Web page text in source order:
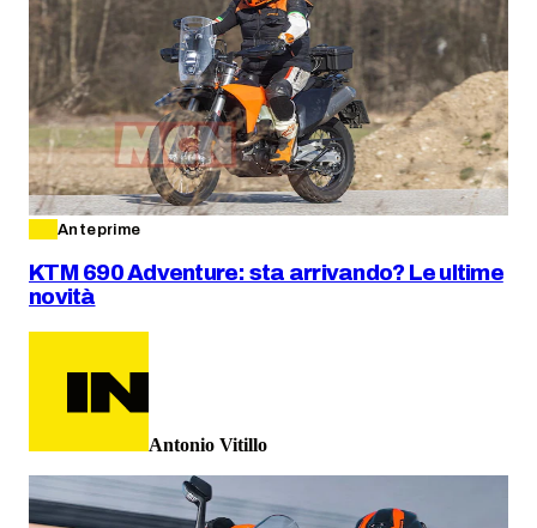
Anteprime
KTM 690 Adventure: sta arrivando? Le ultime
novità
Antonio Vitillo